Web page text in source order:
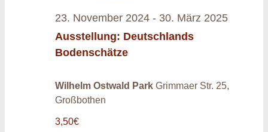
2025
Ausstellung: Deutschlands
Bodenschätze
23. November 2024 - 30. März 2025
Wilhelm Ostwald Park Grimmaer Str. 25,
Großbothen
3,50€